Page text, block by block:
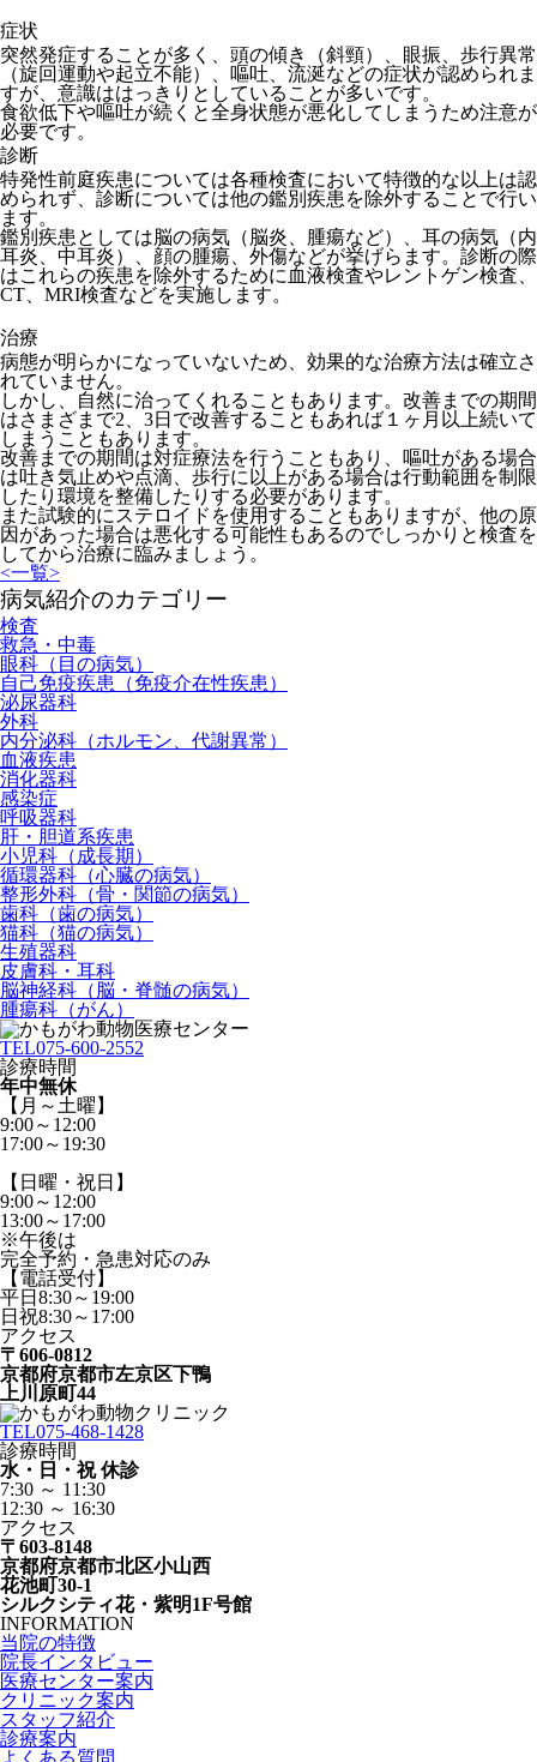
症状
突然発症することが多く、頭の傾き（斜頸）、眼振、歩行異常
（旋回運動や起立不能）、嘔吐、流涎などの症状が認められま
すが、意識ははっきりとしていることが多いです。
食欲低下や嘔吐が続くと全身状態が悪化してしまうため注意が
必要です。
診断
特発性前庭疾患については各種検査において特徴的な以上は認
められず、診断については他の鑑別疾患を除外することで行い
ます。
鑑別疾患としては脳の病気（脳炎、腫瘍など）、耳の病気（内
耳炎、中耳炎）、顔の腫瘍、外傷などが挙げらます。診断の際
はこれらの疾患を除外するために血液検査やレントゲン検査、
CT、MRI検査などを実施します。
治療
病態が明らかになっていないため、効果的な治療方法は確立さ
れていません。
しかし、自然に治ってくれることもあります。改善までの期間
はさまざまで2、3日で改善することもあれば１ヶ月以上続いて
しまうこともあります。
改善までの期間は対症療法を行うこともあり、嘔吐がある場合
は吐き気止めや点滴、歩行に以上がある場合は行動範囲を制限
したり環境を整備したりする必要があります。
また試験的にステロイドを使用することもありますが、他の原
因があった場合は悪化する可能性もあるのでしっかりと検査を
してから治療に臨みましょう。
<一覧>
病気紹介のカテゴリー
検査
救急・中毒
眼科（目の病気）
自己免疫疾患（免疫介在性疾患）
泌尿器科
外科
内分泌科（ホルモン、代謝異常）
血液疾患
消化器科
感染症
呼吸器科
肝・胆道系疾患
小児科（成長期）
循環器科（心臓の病気）
整形外科（骨・関節の病気）
歯科（歯の病気）
猫科（猫の病気）
生殖器科
皮膚科・耳科
脳神経科（脳・脊髄の病気）
腫瘍科（がん）
TEL075-600-2552
診療時間
年中無休
【月～土曜】
9:00～12:00
17:00～19:30
【日曜・祝日】
9:00～12:00
13:00～17:00
※午後は
完全予約・急患対応のみ
【電話受付】
平日8:30～19:00
日祝8:30～17:00
アクセス
〒606-0812
京都府京都市左京区下鴨
上川原町44
TEL075-468-1428
診療時間
水・日・祝 休診
7:30 ～ 11:30
12:30 ～ 16:30
アクセス
〒603-8148
京都府京都市北区小山西
花池町30-1
シルクシティ花・紫明1F号館
INFORMATION
当院の特徴
院長インタビュー
医療センター案内
クリニック案内
スタッフ紹介
診療案内
よくある質問